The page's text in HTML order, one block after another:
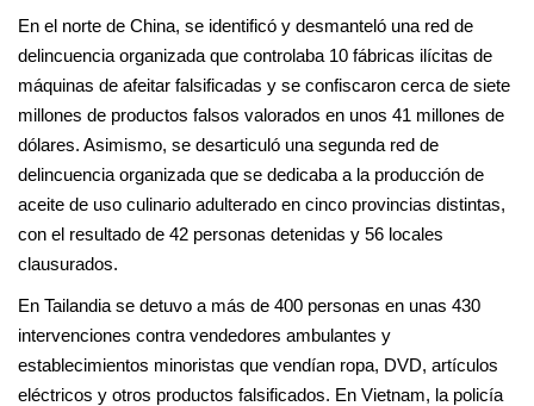
En el norte de China, se identificó y desmanteló una red de
delincuencia organizada que controlaba 10 fábricas ilícitas de
máquinas de afeitar falsificadas y se confiscaron cerca de siete
millones de productos falsos valorados en unos 41 millones de
dólares. Asimismo, se desarticuló una segunda red de
delincuencia organizada que se dedicaba a la producción de
aceite de uso culinario adulterado en cinco provincias distintas,
con el resultado de 42 personas detenidas y 56 locales
clausurados.
En Tailandia se detuvo a más de 400 personas en unas 430
intervenciones contra vendedores ambulantes y
establecimientos minoristas que vendían ropa, DVD, artículos
eléctricos y otros productos falsificados. En Vietnam, la policía